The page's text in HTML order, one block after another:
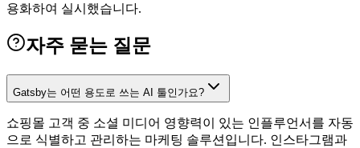
용화하여 실시했습니다.
자주 묻는 질문
Gatsby는 어떤 용도로 쓰는 AI 툴인가요?
쇼핑몰 고객 중 소셜 미디어 영향력이 있는 인플루언서를 자동
으로 식별하고 관리하는 마케팅 솔루션입니다. 인스타그램과